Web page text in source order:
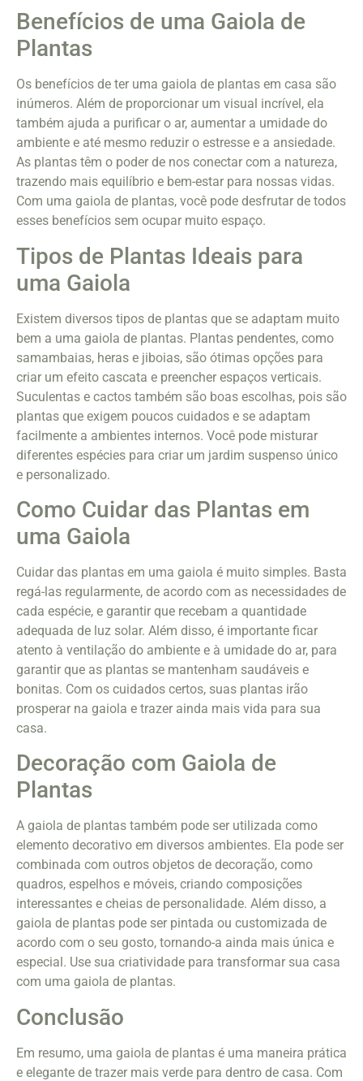
Benefícios de uma Gaiola de
Plantas
Os benefícios de ter uma gaiola de plantas em casa são
inúmeros. Além de proporcionar um visual incrível, ela
também ajuda a purificar o ar, aumentar a umidade do
ambiente e até mesmo reduzir o estresse e a ansiedade.
As plantas têm o poder de nos conectar com a natureza,
trazendo mais equilíbrio e bem-estar para nossas vidas.
Com uma gaiola de plantas, você pode desfrutar de todos
esses benefícios sem ocupar muito espaço.
Tipos de Plantas Ideais para
uma Gaiola
Existem diversos tipos de plantas que se adaptam muito
bem a uma gaiola de plantas. Plantas pendentes, como
samambaias, heras e jiboias, são ótimas opções para
criar um efeito cascata e preencher espaços verticais.
Suculentas e cactos também são boas escolhas, pois são
plantas que exigem poucos cuidados e se adaptam
facilmente a ambientes internos. Você pode misturar
diferentes espécies para criar um jardim suspenso único
e personalizado.
Como Cuidar das Plantas em
uma Gaiola
Cuidar das plantas em uma gaiola é muito simples. Basta
regá-las regularmente, de acordo com as necessidades de
cada espécie, e garantir que recebam a quantidade
adequada de luz solar. Além disso, é importante ficar
atento à ventilação do ambiente e à umidade do ar, para
garantir que as plantas se mantenham saudáveis e
bonitas. Com os cuidados certos, suas plantas irão
prosperar na gaiola e trazer ainda mais vida para sua
casa.
Decoração com Gaiola de
Plantas
A gaiola de plantas também pode ser utilizada como
elemento decorativo em diversos ambientes. Ela pode ser
combinada com outros objetos de decoração, como
quadros, espelhos e móveis, criando composições
interessantes e cheias de personalidade. Além disso, a
gaiola de plantas pode ser pintada ou customizada de
acordo com o seu gosto, tornando-a ainda mais única e
especial. Use sua criatividade para transformar sua casa
com uma gaiola de plantas.
Conclusão
Em resumo, uma gaiola de plantas é uma maneira prática
e elegante de trazer mais verde para dentro de casa. Com